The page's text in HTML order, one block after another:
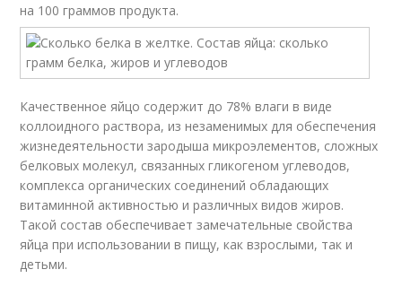
на 100 граммов продукта.
Качественное яйцо содержит до 78% влаги в виде
коллоидного раствора, из незаменимых для обеспечения
жизнедеятельности зародыша микроэлементов, сложных
белковых молекул, связанных гликогеном углеводов,
комплекса органических соединений обладающих
витаминной активностью и различных видов жиров.
Такой состав обеспечивает замечательные свойства
яйца при использовании в пищу, как взрослыми, так и
детьми.